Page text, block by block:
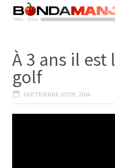
À 3 ans il est
golf
SEPTEMBRE 10TH, 2014